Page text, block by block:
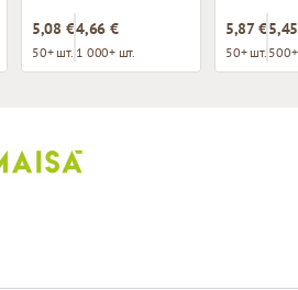
5,08 €
50+ шт.
4,66 €
1 000+ шт.
5,87 €
50+ шт.